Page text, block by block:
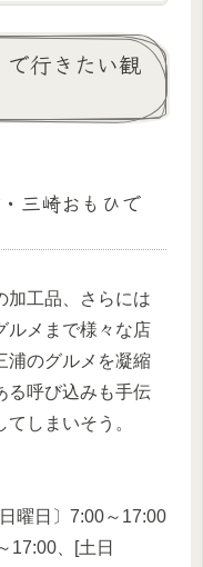
で行きたい観
三崎おもひで
工品、さらには
ルメまで様々な店
浦のグルメを凝縮
る呼び込みも手伝
しまいそう。
曜日〕7:00～17:00
17:00、[土日